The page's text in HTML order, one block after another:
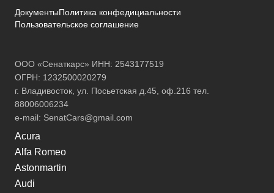
ДокументыПолитика конфедициальности
Пользовательское соглашение
ООО «Сенаткарс» ИНН: 2543177519
ОГРН: 1232500020279
г. Владивосток, ул. Посьетская д.45, оф.216 тел.
88006006234
e-mail: SenatCars@gmail.com
Acura
Alfa Romeo
Astonmartin
Audi